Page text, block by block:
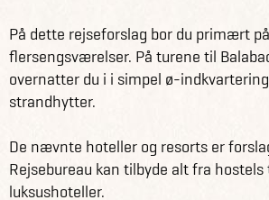
På dette rejseforslag bor du primært
flersengsværelser. På turene til
overnatter du i i simpel ø-
strandhytter.
De nævnte hoteller og resorts er
Rejsebureau kan tilbyde alt fra
luksushoteller.